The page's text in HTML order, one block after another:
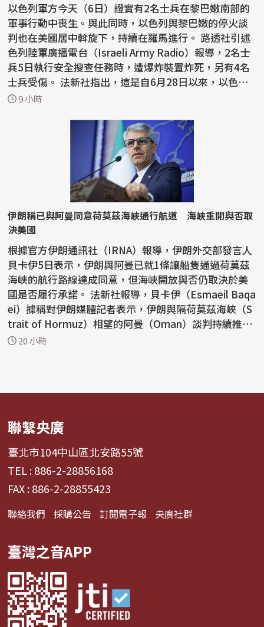
以色列軍方今天（6日）證實有2名士兵在黎巴嫩南部的
軍事行動中喪生。與此同時，以色列與黎巴嫩的停火談
判也在美國居中斡旋下，持續在羅馬進行。 路透社引述
色列陸軍廣播電台（Israeli Army Radio）報導，2名士
兵5日執行安全搜查任務時，遭爆炸裝置炸死，另有4名
士兵受傷。 法新社指出，這是自6月28日以來，以色列
首...9 小時
伊朗稱已與阿曼同意荷莫茲海峽通行航道 海峽重開與否取
決美國
根據官方伊朗通訊社（IRNA）報導，伊朗外交部發言人
貝卡伊5日表示，伊朗與阿曼已就1條讓船隻通過荷莫茲
海峽的航行路線達成同意，但海峽開放與否仍取決於美
國是否履行承諾。 法新社報導，貝卡伊（Esmaeil Baqa
ei）據稱對伊朗媒體記者表示，伊朗與隔荷莫茲海峽（S
trait of Hormuz）相望的阿曼（Oman）談判持續推
進，雙方...
20 小時
聯繫央廣
臺北市104中山區北安路55號
TEL : 886-2-28856168
FAX : 886-2-28855423
聯絡我們 採購公告 訂閱電子報 央廣社群
臺灣之音APP